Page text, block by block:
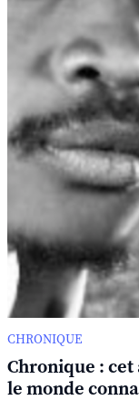
CHRONIQUE
Chronique :
le monde